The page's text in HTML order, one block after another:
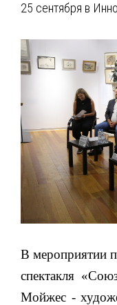
25 сентября в
В мероприятии
спектакля
Мойжес -